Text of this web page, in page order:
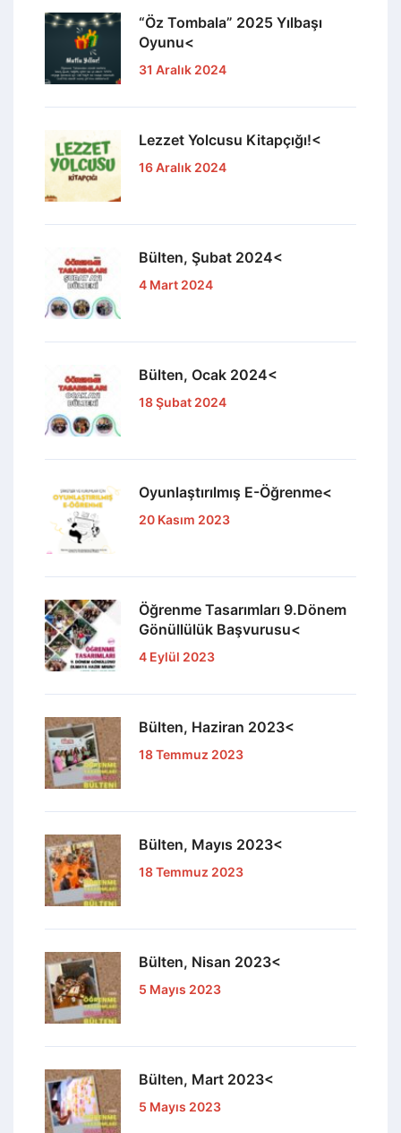
“Öz Tombala” 2025 Yılbaşı
Oyunu<
31 Aralık 2024
Lezzet Yolcusu Kitapçığı!<
16 Aralık 2024
Bülten, Şubat 2024<
4 Mart 2024
Bülten, Ocak 2024<
18 Şubat 2024
Oyunlaştırılmış E-Öğrenme<
20 Kasım 2023
Öğrenme Tasarımları 9.Dönem
Gönüllülük Başvurusu<
4 Eylül 2023
Bülten, Haziran 2023<
18 Temmuz 2023
Bülten, Mayıs 2023<
18 Temmuz 2023
Bülten, Nisan 2023<
5 Mayıs 2023
Bülten, Mart 2023<
5 Mayıs 2023